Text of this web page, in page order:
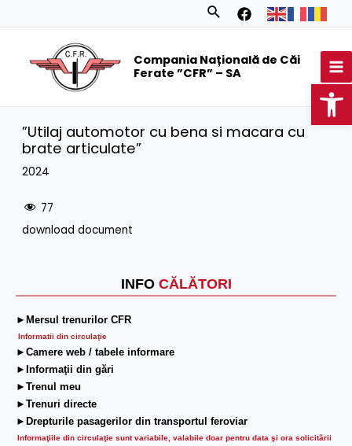
Search
Compania Națională de Căi
Ferate ”CFR” – SA
INFO CĂLĂTORI
►Mersul trenurilor CFR
Informatii din circulaţie
►Camere web / tabele informare
►Informaţii din gări
►Trenul meu
►Trenuri directe
►Drepturile pasagerilor din transportul feroviar
Informaţiile din circulaţie sunt variabile, valabile doar pentru data şi ora solicitării
”Utilaj automotor cu bena si macara cu
brate articulate”
2024
77
download document